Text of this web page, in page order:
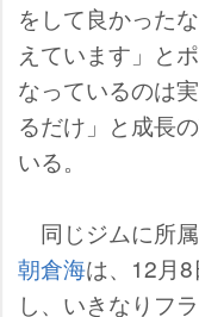
をして良かった
えています」と
なっているのは
るだけ」と成長
いる。
同じジムに所
朝倉海は、12月
し、いきなりフ